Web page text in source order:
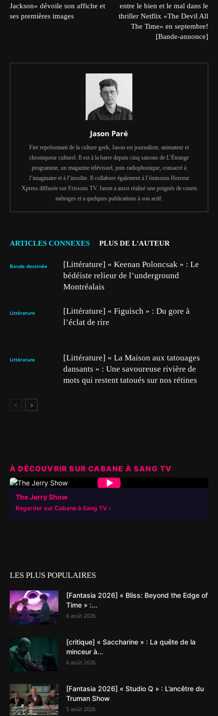
Jackson» dévoile son affiche et
ses premières images
entre le bien et le mal dans le
thriller Netflix «The Devil All
The Time» en septembre!
[Bande-annonce]
Jason Paré
Fier représentant de la culture geek, Jason est journaliste, animateur et
chroniqueur culturel. Il est à la barre depuis cinq saisons de L’Étrange
programme, un magazine télévisuel, puis radiophonique, consacré à
l’imaginaire et à l’insolite. Il collabore également à l’émission Horreur
Xpress diffusée sur Frissons TV. Jason a aussi réalisé une poignée de courts
métrages et a quelques publications à son actif.
ARTICLES CONNEXES PLUS DE L'AUTEUR
Bande dessinée
[Littérature] « Keenan Poloncsak » : Le
bédéiste relieur de l’underground
Montréalais
Littérature
[Littérature] « Figuisch » : Du gore à
l’éclat de rire
Littérature
[Littérature] « La Maison aux tatouages
dansants » : Une savoureuse rivière de
mots qui restent tatoués sur nos rétines
À DÉCOUVRIR SUR CABANE À SANG TV
▶
The Jerry Show
Regarder sur Cabane à Sang TV
LES PLUS POPULAIRES
[Fantasia 2026] « Bliss: Beyond the Edge of
Time » :...
6 août 2026
[critique] « Saccharine » : La quête de la
minceur à...
6 août 2026
[Fantasia 2026] « Studio Q » : L’ancêtre du
Truman Show
5 août 2026